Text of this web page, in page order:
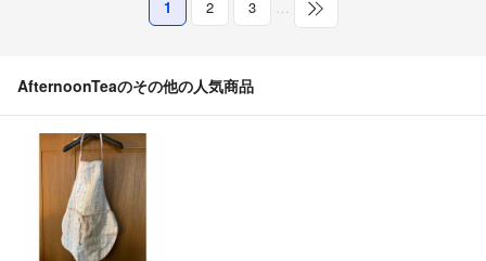
1 2 3 …
AfternoonTeaのその他の人気商品